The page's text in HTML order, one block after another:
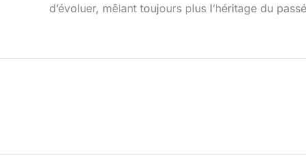
d’évoluer, mêlant toujours plus l’héritage du